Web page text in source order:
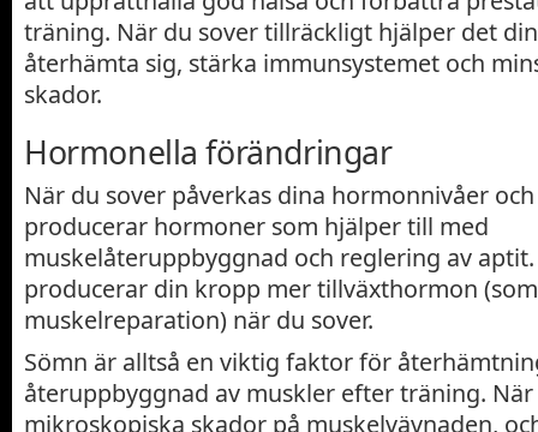
träning. När du sover tillräckligt hjälper det
återhämta sig, stärka immunsystemet och
skador.
Hormonella förändringar
När du sover påverkas dina hormonnivåer
producerar hormoner som hjälper till med
muskelåteruppbyggnad och reglering av
producerar din kropp mer tillväxthormon
muskelreparation) när du sover.
Sömn är alltså en viktig faktor för
återuppbyggnad av muskler efter träning.
mikroskopiska skador på muskelvävnaden,